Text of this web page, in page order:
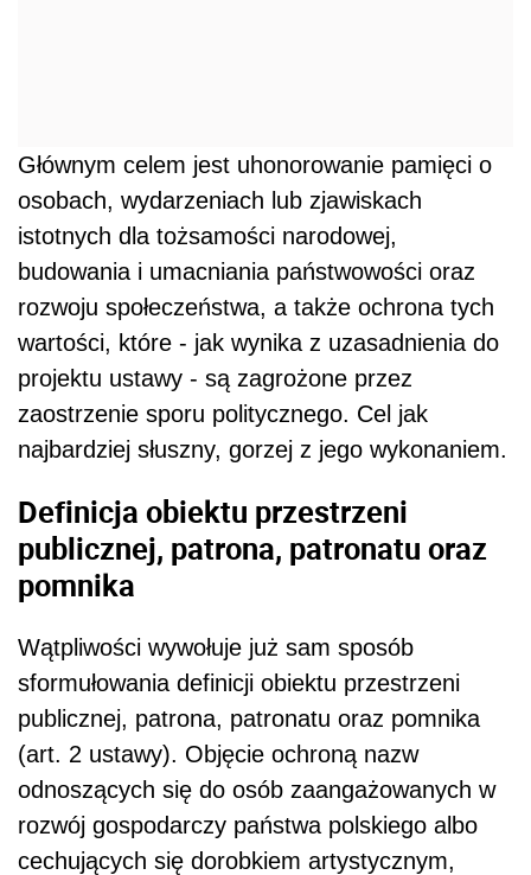
Głównym celem jest uhonorowanie pamięci o
osobach, wydarzeniach lub zjawiskach
istotnych dla tożsamości narodowej,
budowania i umacniania państwowości oraz
rozwoju społeczeństwa, a także ochrona tych
wartości, które - jak wynika z uzasadnienia do
projektu ustawy - są zagrożone przez
zaostrzenie sporu politycznego. Cel jak
najbardziej słuszny, gorzej z jego wykonaniem.
Definicja obiektu przestrzeni
publicznej, patrona, patronatu oraz
pomnika
Wątpliwości wywołuje już sam sposób
sformułowania definicji obiektu przestrzeni
publicznej, patrona, patronatu oraz pomnika
(art. 2 ustawy). Objęcie ochroną nazw
odnoszących się do osób zaangażowanych w
rozwój gospodarczy państwa polskiego albo
cechujących się dorobkiem artystycznym,